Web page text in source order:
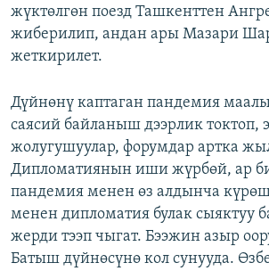
жүктөлгөн поезд Ташкенттен
жиберилип, андан ары Мазари
жеткирилет.
Дүйнөнү каптаган пандемия
саясий байланыш дээрлик токтоп,
жолугушуулар, форумдар артка
Дипломатиянын иши жүрбөй, ар
пандемия менен өз алдынча
менен дипломатия булак сыяктуу
жерди тээп чыгат. Бээжин азыр
Батыш дүйнөсүнө кол сунууда.